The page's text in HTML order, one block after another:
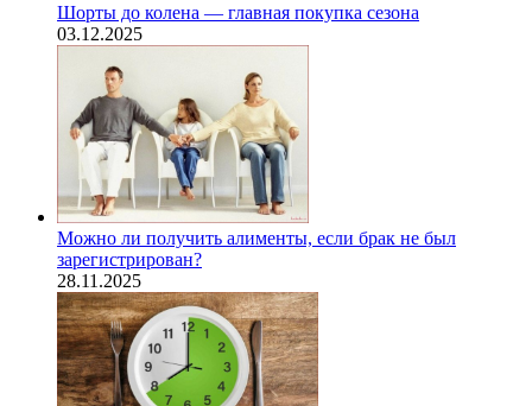
Шорты до колена — главная покупка сезона
03.12.2025
Можно ли получить алименты, если брак не был
зарегистрирован?
28.11.2025